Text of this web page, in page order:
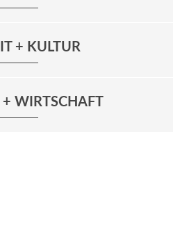
+ KULTUR
WIRTSCHAFT